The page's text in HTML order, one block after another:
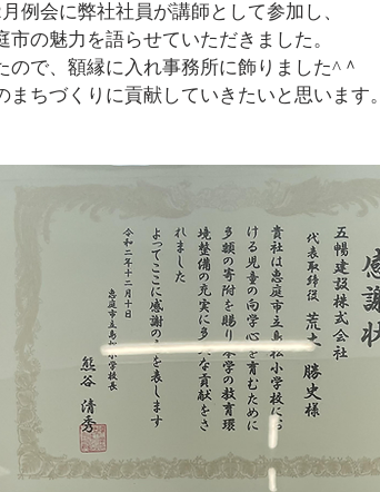
例会に弊社社員が講師として参加し、
市の魅力を語らせていただきました。
ので、額縁に入れ事務所に飾りました^＾
まちづくりに貢献していきたいと思います。